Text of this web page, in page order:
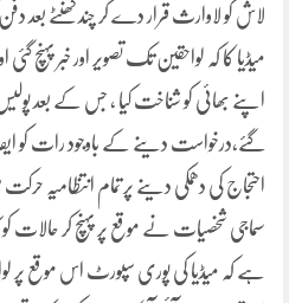
لاش کو لاوارث قرار دے کر چند گھنٹے بعد دفن
میڈیا کا کہ لواحقین تک تصویر اور خبر پہنچ گئی
اپنے بھائی کو شناخت کیا ، جس کے بعد
گئے،درخواست دینے کے باوجود رات کو
احتجاج کی دھمکی دینے پر تمام انتظامیہ حرکت
سماجی شخصیات نے موقع پر پہنچ کر حالات کو
ہے کہ میڈیا کی پوری سپورٹ اس موقع پر